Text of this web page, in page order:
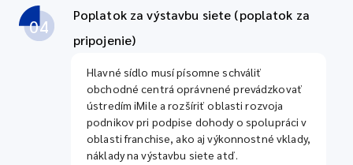
04
Poplatok za výstavbu siete (poplatok za
pripojenie)
Hlavné sídlo musí písomne schváliť
obchodné centrá oprávnené prevádzkovať
ústredím iMile a rozšíriť oblasti rozvoja
podnikov pri podpise dohody o spolupráci v
oblasti franchise, ako aj výkonnostné vklady,
náklady na výstavbu siete atď.